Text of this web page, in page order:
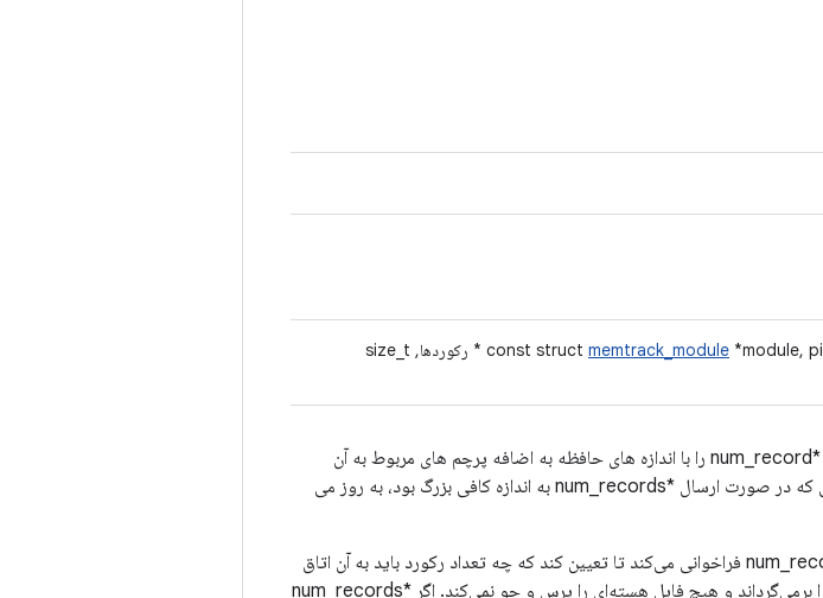
memtrack_module *module,
* رکوردها, size_t
(*getMemory)() انتظار آرایه ای از اشیاء رکورد را دارد و ساختارهای *num_record را با اندازه های حافظه به اضافه پرچم های مربوط به آن
حافظه پر می کند. همچنین *num_records را با تعداد کل رکوردهایی که در صورت ارسال *num_records به اندازه کافی بزرگ بود، به روز می
تماس‌گیرنده اغلب getMemory را برای یک نوع و pid با *num_records == 0 فراخوانی می‌کند تا تعیین کند که چه تعداد رکورد باید به آن اتاق
اختصاص دهد، این مورد باید یک مسیر سریع در HAL باشد، یک ثابت را برمی‌گرداند و هیچ فایل هسته‌ای را پرس و جو نمی‌کند. اگر *num_records